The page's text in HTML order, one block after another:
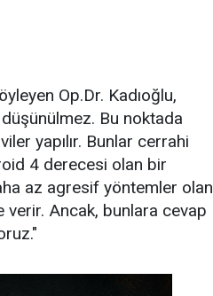
Op.Dr. Kadıoğlu,
Bu noktada
yapılır. Bunlar cerrahi
4 derecesi olan bir
az agresif yöntemler olan
Ancak, bunlara cevap